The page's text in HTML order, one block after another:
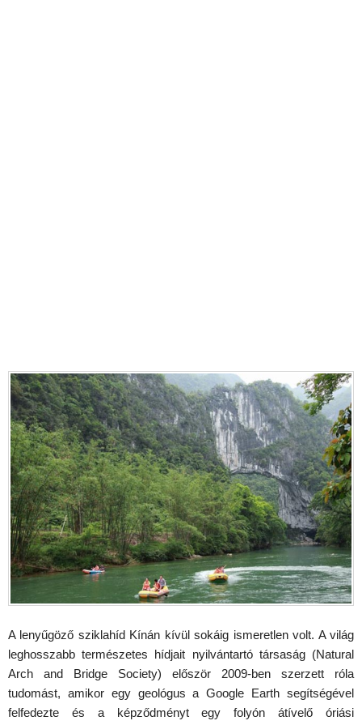
A lenyűgöző sziklahíd Kínán kívül sokáig ismeretlen volt. A világ
leghosszabb természetes hídjait nyilvántartó társaság (Natural
Arch and Bridge Society) először 2009-ben szerzett róla
tudomást, amikor egy geológus a Google Earth segítségével
felfedezte és a képződményt egy folyón átívelő óriási